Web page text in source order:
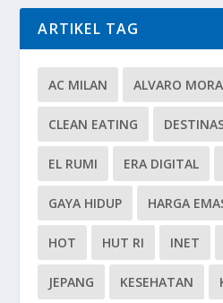
ARTIKEL TAG
AC MILAN ALVARO
CLEAN EATING
EL RUMI ERA DIGITAL
GAYA HIDUP HARGA
HOT HUT RI INET
JEPANG KESEHATAN